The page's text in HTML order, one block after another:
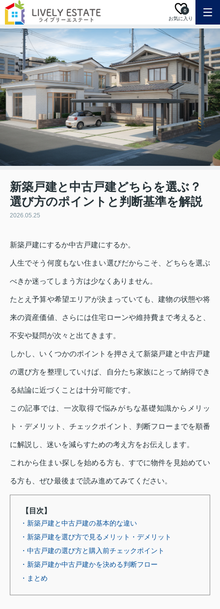
お気に入り
0
新築戸建と中古戸建どちらを選ぶ？
選び方のポイントと判断基準を解説
2026.05.25
新築戸建にするか中古戸建にするか。
人生でそう何度もない住まい選びだからこそ、どちらを選ぶ
べきか迷ってしまう方は少なくありません。
たとえ予算や希望エリアが決まっていても、建物の状態や将
来の資産価値、さらには住宅ローンや維持費まで考えると、
不安や疑問が次々と出てきます。
しかし、いくつかのポイントを押さえて新築戸建と中古戸建
の選び方を整理していけば、自分たち家族にとって納得でき
る結論に近づくことは十分可能です。
この記事では、一次取得で悩みがちな基礎知識からメリッ
ト・デメリット、チェックポイント、判断フローまでを順番
に解説し、迷いを減らすための考え方をお伝えします。
これから住まい探しを始める方も、すでに物件を見始めてい
る方も、ぜひ最後まで読み進めてみてください。
【目次】
・新築戸建と中古戸建の基本的な違い
・新築戸建を選び方で見るメリット・デメリット
・中古戸建の選び方と購入前チェックポイント
・新築戸建か中古戸建かを決める判断フロー
・まとめ